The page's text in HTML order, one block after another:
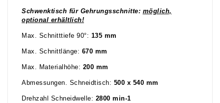
Schwenktisch für Gehrungsschnitte: möglich,
optional erhältlich!
Max. Schnitttiefe 90°: 135 mm
Max. Schnittlänge: 670 mm
Max. Materialhöhe: 200 mm
Abmessungen. Schneidtisch: 500 x 540 mm
Drehzahl Schneidwelle: 2800 min-1